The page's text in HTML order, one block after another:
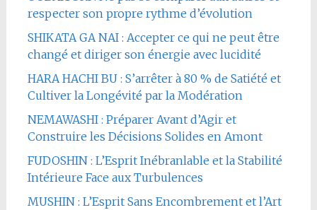
respecter son propre rythme d’évolution
SHIKATA GA NAI : Accepter ce qui ne peut être
changé et diriger son énergie avec lucidité
HARA HACHI BU : S’arrêter à 80 % de Satiété et
Cultiver la Longévité par la Modération
NEMAWASHI : Préparer Avant d’Agir et
Construire les Décisions Solides en Amont
FUDOSHIN : L’Esprit Inébranlable et la Stabilité
Intérieure Face aux Turbulences
MUSHIN : L’Esprit Sans Encombrement et l’Art